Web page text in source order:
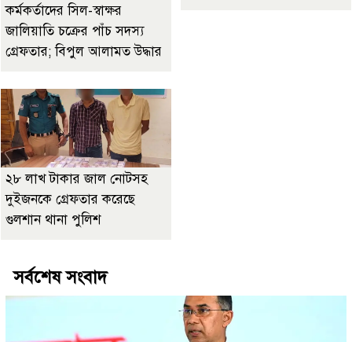
কর্মকর্তাদের সিল-স্বাক্ষর
জালিয়াতি চক্রের পাঁচ সদস্য
গ্রেফতার; বিপুল আলামত উদ্ধার
২৮ লাখ টাকার জাল নোটসহ
দুইজনকে গ্রেফতার করেছে
গুলশান থানা পুলিশ
সর্বশেষ সংবাদ